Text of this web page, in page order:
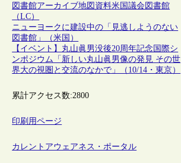
図書館アーカイブ地図資料米国議会図書館
（LC）
ニューヨークに建設中の「見逃しようのない
図書館」（米国）
【イベント】丸山眞男没後20周年記念国際シ
ンポジウム「新しい丸山眞男像の発見 その世
界大の視圏と交流のなかで」（10/14・東京）
累計アクセス数:2800
印刷用ページ
カレントアウェアネス・ポータル